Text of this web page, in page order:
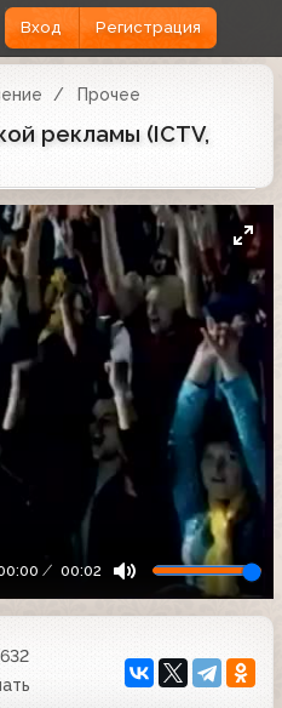
Вход Регистрация
Прочее
рекламы (ICTV,
00:02